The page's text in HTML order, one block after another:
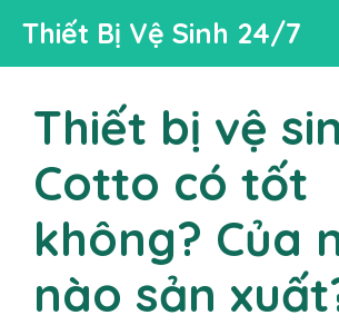
đến
nội
Thiết Bị Vệ Sinh 24/7
Thiết bị vệ
Cotto có tốt
không? Của
nào sản